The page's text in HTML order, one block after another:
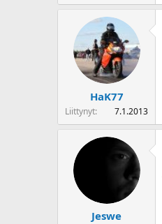
HaK77
Liittynyt 7.1.2013
Jeswe